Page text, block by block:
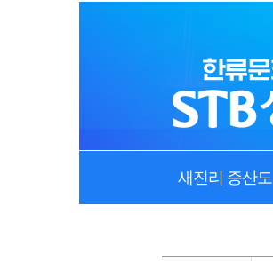
새진리 증산도